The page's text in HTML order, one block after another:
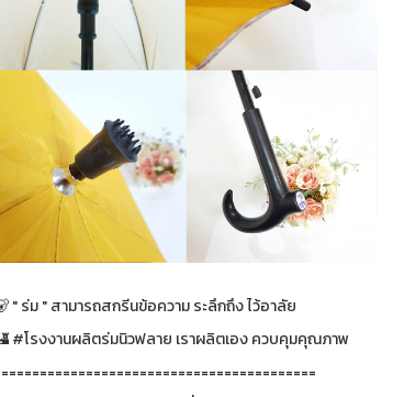
" ร่ม " สามารถสกรีนข้อความ ระลึกถึง ไว้อาลัย
#โรงงานผลิตร่มนิวฟลาย เราผลิตเอง ควบคุมคุณภาพ